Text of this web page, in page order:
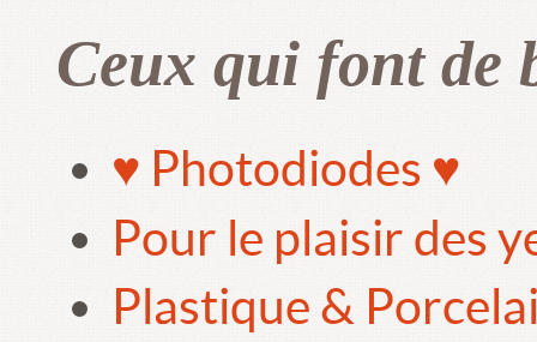
Ceux qui font de
♥ Photodiodes ♥
Pour le plaisir des
Plastique &